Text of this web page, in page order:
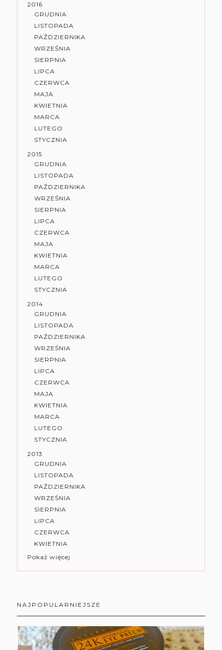
2016
GRUDNIA
LISTOPADA
PAŹDZIERNIKA
WRZEŚNIA
SIERPNIA
LIPCA
CZERWCA
MAJA
KWIETNIA
MARCA
LUTEGO
STYCZNIA
2015
GRUDNIA
LISTOPADA
PAŹDZIERNIKA
WRZEŚNIA
SIERPNIA
LIPCA
CZERWCA
MAJA
KWIETNIA
MARCA
LUTEGO
STYCZNIA
2014
GRUDNIA
LISTOPADA
PAŹDZIERNIKA
WRZEŚNIA
SIERPNIA
LIPCA
CZERWCA
MAJA
KWIETNIA
MARCA
LUTEGO
STYCZNIA
2013
GRUDNIA
LISTOPADA
PAŹDZIERNIKA
WRZEŚNIA
SIERPNIA
LIPCA
CZERWCA
KWIETNIA
Pokaż więcej
NAJPOPULARNIEJSZE